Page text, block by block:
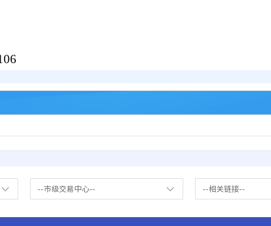
--市级交易中心-- --相关链接--